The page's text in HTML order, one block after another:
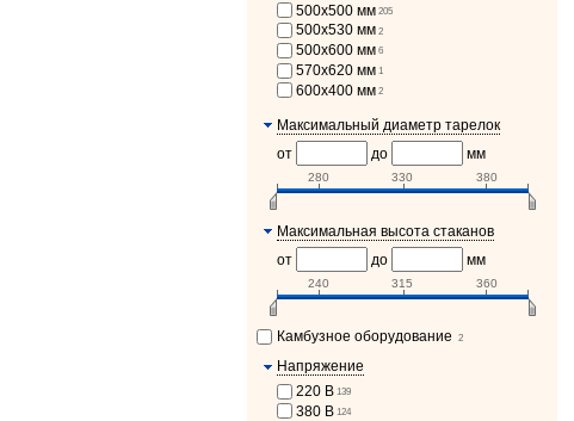
500х500 мм 205
500х530 мм 2
500х600 мм 6
570х620 мм 1
600x400 мм 2
Максимальный диаметр тарелок
от
до мм
280 330 380
Максимальная высота стаканов
от
до мм
240 315 360
Камбузное оборудование 2
Напряжение
220 В 139
380 В 124